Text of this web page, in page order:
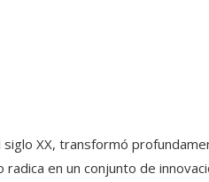
XX, transformó
en un conjunto de